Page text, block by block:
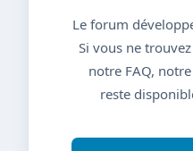
Le forum
Si vous ne
notre FAQ,
reste